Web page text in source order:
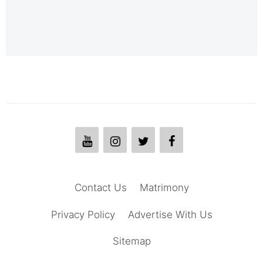
Matrimony
Contact Us
Advertise With Us
Privacy Policy
Sitemap